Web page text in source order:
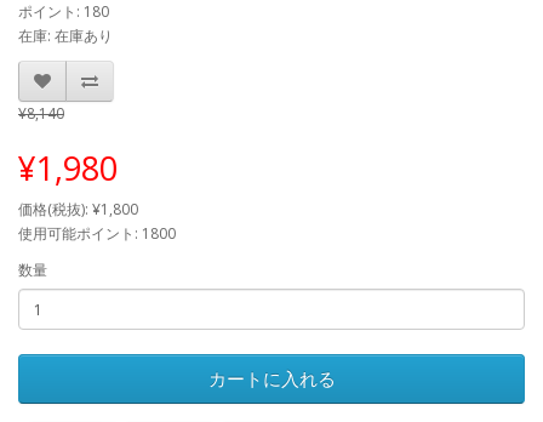
ポイント: 180
在庫: 在庫あり
¥8,140
¥1,980
価格(税抜): ¥1,800
使用可能ポイント: 1800
数量
カートに入れる